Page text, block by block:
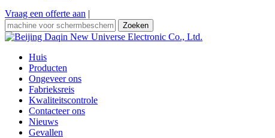
Vraag een offerte aan |
Zoeken
Huis
Producten
Ongeveer ons
Fabrieksreis
Kwaliteitscontrole
Contacteer ons
Nieuws
Gevallen